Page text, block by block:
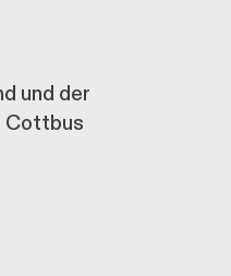
und der
Cottbus